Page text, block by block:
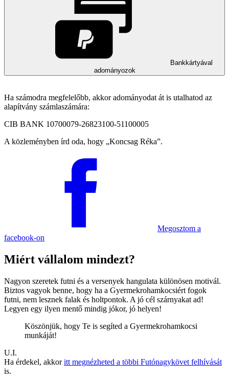
Bankkártyával
adományozok
Ha számodra megfelelőbb, akkor adományodat át is utalhatod az
alapítvány számlaszámára:
CIB BANK 10700079-26823100-51100005
A közleményben írd oda, hogy
Koncsag Réka .
Megosztom a
facebook-on
Miért vállalom mindezt?
Nagyon szeretek futni és a versenyek hangulata különösen motivál.
Biztos vagyok benne, hogy ha a Gyermekrohamkocsiért fogok
futni, nem lesznek falak és holtpontok. A jó cél szárnyakat ad!
Legyen egy ilyen mentő mindig jókor, jó helyen!
Köszönjük, hogy Te is segíted a Gyermek­roham­kocsi
munkáját!
U.I.
Ha érdekel, akkoritt megnézheted a többi Futónagykövet felhívását
is.